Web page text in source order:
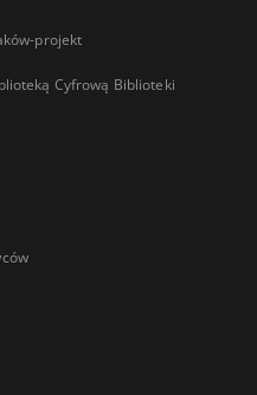
projekt
Cyfrową Biblioteki